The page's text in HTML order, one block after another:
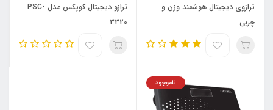
ترازوی دیجیتال هوشمند وزن و
چربی
ترازو دیجیتال کوپکس مدل PSC-
3320
ناموجود